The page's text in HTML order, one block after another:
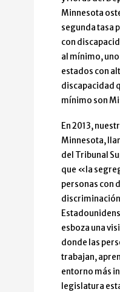
Minnesota
segunda tasa
con
al mínimo,
estados con
discapacidad
mínimo son
En 2013,
Minnesota,
del Tribunal
que «la
personas con
discriminación
esboza una
donde las
trabajan,
entorno más
legislatura